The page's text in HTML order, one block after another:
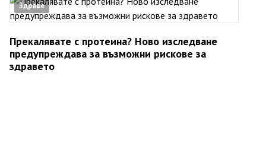
Здраве
Прекалявате с протеина? Ново изследване
предупреждава за възможни рискове за
здравето